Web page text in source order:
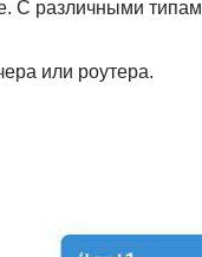
С различными
или роутера.